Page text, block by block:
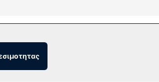
μπανιέρα υδρομασάζ. Σε αυτό το ξενοδοχείο
καθημερινά μεταξύ 6:00 π.μ. - 9:00